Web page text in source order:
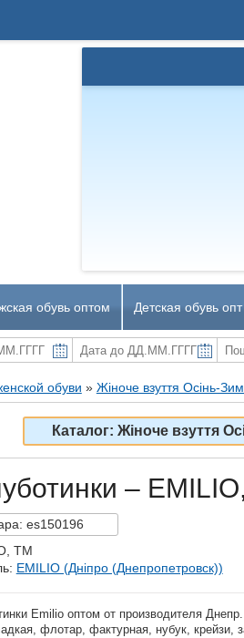
обувь оптом Детская обувь опт
обуви » Жіноче взуття Осінь-
Каталог: Жіноче взуття
–
es150196
TM
EMILIO (Дніпро (Днепропетровск))
Emilio оптом от производителя
флотар, фактурная, нубук, крейзи,